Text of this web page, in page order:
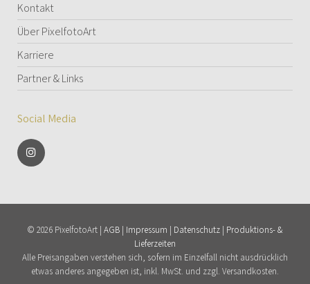
Kontakt
Über PixelfotoArt
Karriere
Partner & Links
Social Media
© 2026 PixelfotoArt | AGB | Impressum | Datenschutz | Produktions- &
Lieferzeiten
Alle Preisangaben verstehen sich, sofern im Einzelfall nicht ausdrücklich
etwas anderes angegeben ist, inkl. MwSt. und zzgl. Versandkosten.